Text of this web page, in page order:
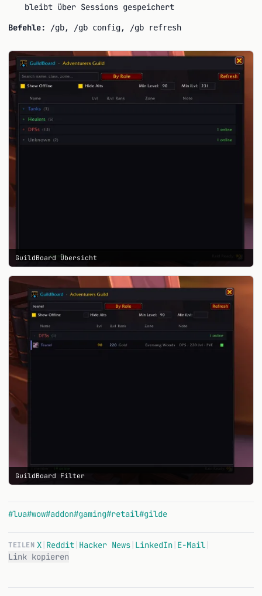
bleibt über Sessions gespeichert
Befehle:
/gb, /gb config, /gb refresh
GuildBoard Übersicht
GuildBoard Filter
#lua#wow#addon#gaming#retail#gilde
TEILEN X Reddit Hacker News LinkedIn E-Mail
Link kopieren